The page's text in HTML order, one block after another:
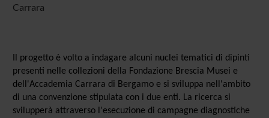
Carrara
Il progetto è volto a indagare alcuni nuclei tematici di dipinti
presenti nelle collezioni della Fondazione Brescia Musei e
dell'Accademia Carrara di Bergamo e si sviluppa nell'ambito
di una convenzione stipulata con i due enti. La ricerca si
svilupperà attraverso l'esecuzione di campagne diagnostiche